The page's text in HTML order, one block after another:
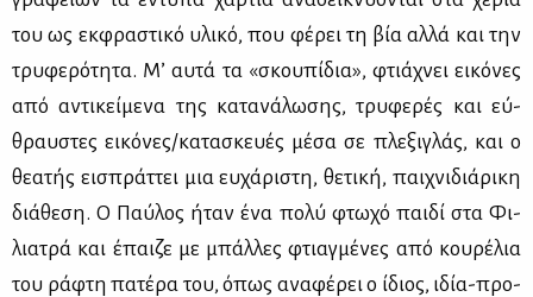
του ως εκ­φρα­στι­κό υλι­κό, που φέ­ρει τη βία αλ­λά και την
τρυ­φε­ρό­τη­τα. Μ’ αυ­τά τα «σκου­πί­δια», φτιά­χνει ει­κό­νες
από αντι­κεί­με­να της κα­τα­νά­λω­σης, τρυ­φε­ρές και εύ­
θραυ­στες ει­κό­νες/κα­τα­σκευ­ές μέ­σα σε πλε­ξι­γλάς, και ο
θε­α­τής ει­σπράτ­τει μια ευ­χά­ρι­στη, θε­τι­κή, παι­χνι­διά­ρι­κη
διά­θε­ση. Ο Παύ­λος ήταν ένα πο­λύ φτω­χό παι­δί στα Φι­
λια­τρά και έπαι­ζε με μπάλ­λες φτιαγ­μέ­νες από κου­ρέ­λια
του ρά­φτη πα­τέ­ρα του, όπως ανα­φέ­ρει ο ίδιος, ιδία-προ­